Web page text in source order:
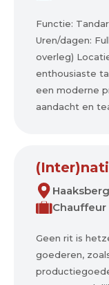
Functie:
Uren/dagen:
overleg)
enthousiaste
een moderne
aandacht en
Chauffeur
Geen rit is
goederen,